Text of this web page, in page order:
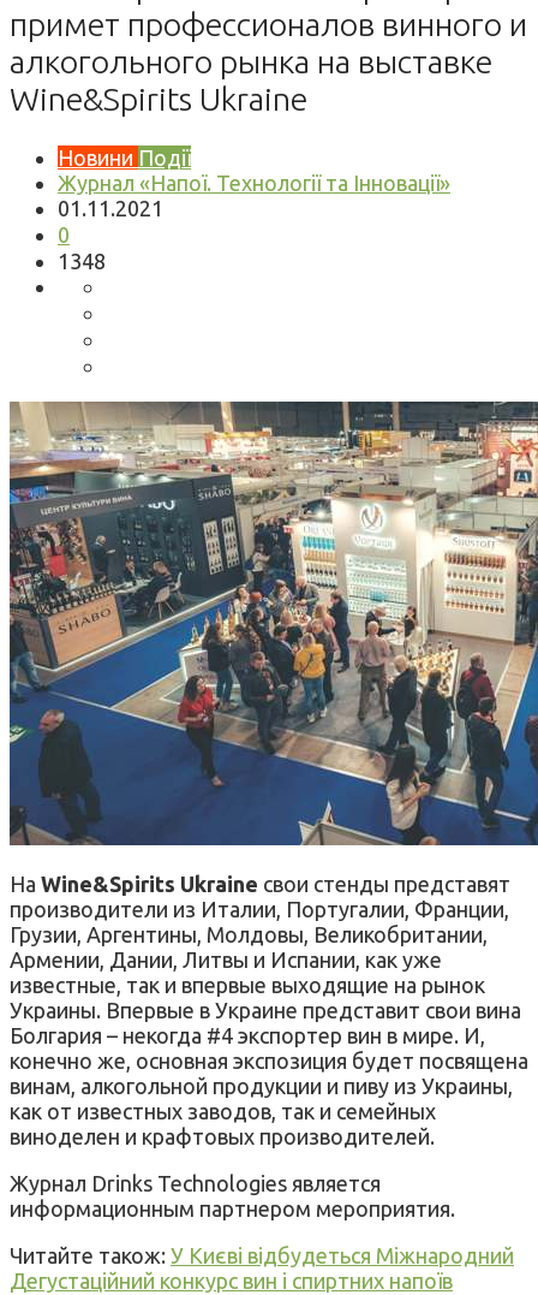
примет профессионалов винного и
алкогольного рынка на выставке
Wine&Spirits Ukraine
Новини Події
Журнал «Напої. Технології та Інновації»
01.11.2021
0
1348
На Wine&Spirits Ukraine свои стенды представят
производители из Италии, Португалии, Франции,
Грузии, Аргентины, Молдовы, Великобритании,
Армении, Дании, Литвы и Испании, как уже
известные, так и впервые выходящие на рынок
Украины. Впервые в Украине представит свои вина
Болгария – некогда #4 экспортер вин в мире. И,
конечно же, основная экспозиция будет посвящена
винам, алкогольной продукции и пиву из Украины,
как от известных заводов, так и семейных
виноделен и крафтовых производителей.
Журнал Drinks Technologies является
информационным партнером мероприятия.
Читайте також: У Києві відбудеться Міжнародний
Дегустаційний конкурс вин і спиртних напоїв